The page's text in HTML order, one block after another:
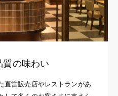
質の味わい
直営販売店やレストランがあ